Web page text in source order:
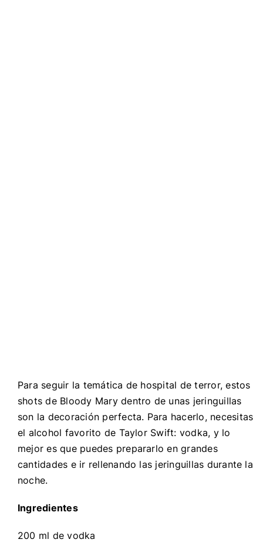
Para seguir la temática de hospital de terror, estos
shots de Bloody Mary dentro de unas jeringuillas
son la decoración perfecta. Para hacerlo, necesitas
el alcohol favorito de Taylor Swift: vodka, y lo
mejor es que puedes prepararlo en grandes
cantidades e ir rellenando las jeringuillas durante la
noche.
Ingredientes
200 ml de vodka